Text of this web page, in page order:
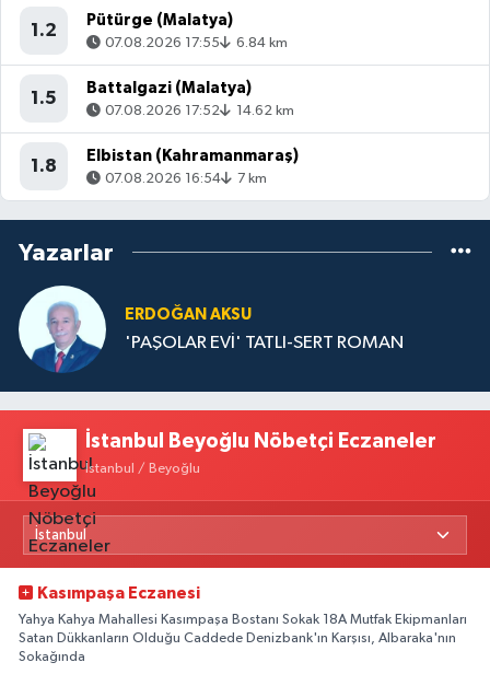
1.2
Pütürge (Malatya)
07.08.2026 17:55 6.84 km
1.5
Battalgazi (Malatya)
07.08.2026 17:52 14.62 km
1.8
Elbistan (Kahramanmaraş)
07.08.2026 16:54 7 km
Yazarlar
ERDOĞAN AKSU
'PAŞOLAR EVİ' TATLI-SERT ROMAN
İstanbul Beyoğlu Nöbetçi Eczaneler
İstanbul / Beyoğlu
Kasımpaşa Eczanesi
Yahya Kahya Mahallesi Kasımpaşa Bostanı Sokak 18A Mutfak Ekipmanları
Satan Dükkanların Olduğu Caddede Denizbank'ın Karşısı, Albaraka'nın
Sokağında